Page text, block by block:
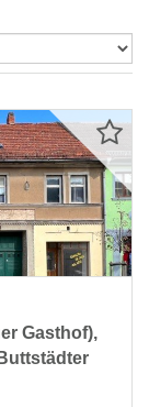
Gasthof),